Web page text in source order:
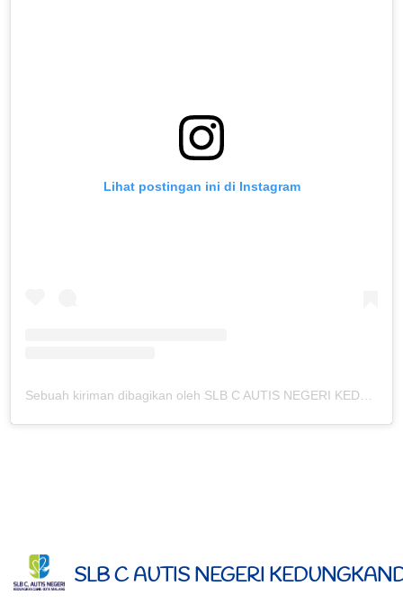
Lihat postingan ini di Instagram
Sebuah kiriman dibagikan oleh SLB C AUTIS NEGERI KEDUNGKANDANG (@slbcautiskdkd)
SLB C AUTIS NEGERI